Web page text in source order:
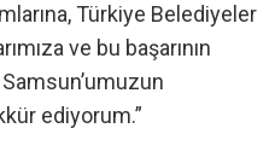
Türkiye Belediyeler
ve bu başarının
ediyorum.”